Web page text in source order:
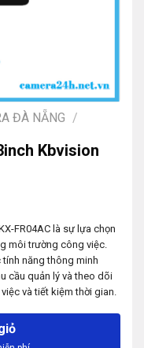
ĐÀ NẴNG /
Kbvision
FR04AC là sự lựa chọn
môi trường công việc.
tính năng thông minh
cầu quản lý và theo dõi
và tiết kiệm thời gian.